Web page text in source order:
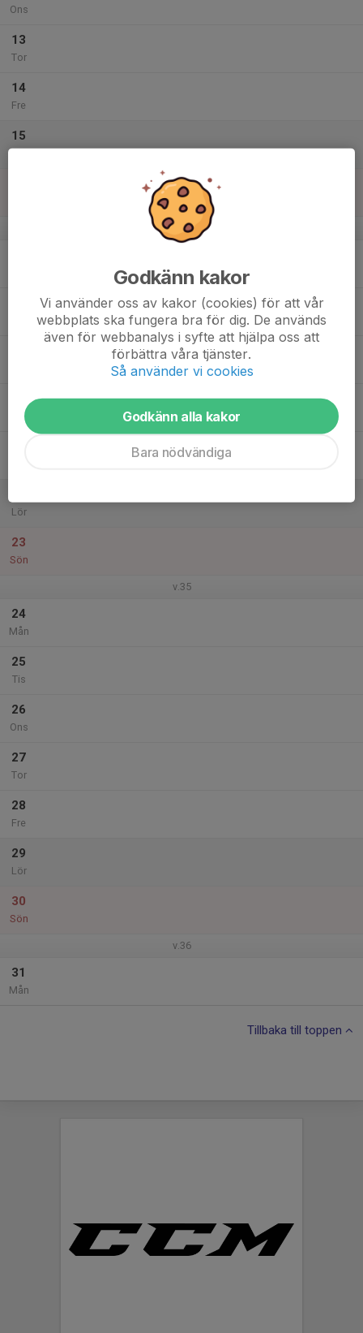
Ons
13
Tor
14
Fre
15
v.34
Tor
Lör
23
Sön
v.35
24
Mån
25
Tis
26
Ons
27
Tor
28
Fre
29
Lör
30
Sön
v.36
31
Mån
Tillbaka till toppen
Godkänn kakor
Vi använder oss av kakor (cookies) för att vår
webbplats ska fungera bra för dig. De används
även för webbanalys i syfte att hjälpa oss att
förbättra våra tjänster.
Så använder vi cookies
Godkänn alla kakor
Bara nödvändiga